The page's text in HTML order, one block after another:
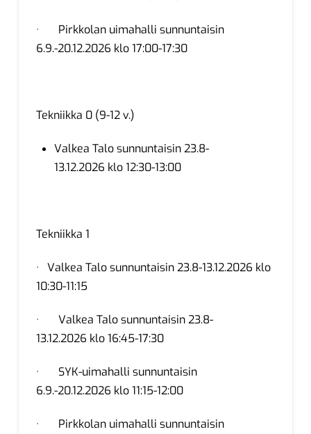
· Pirkkolan uimahalli sunnuntaisin
6.9.-20.12.2026 klo 17:00-17:30
Tekniikka 0 (9-12 v.)
Valkea Talo sunnuntaisin 23.8-
13.12.2026 klo 12:30-13:00
Tekniikka 1
· Valkea Talo sunnuntaisin 23.8-13.12.2026 klo
10:30-11:15
· Valkea Talo sunnuntaisin 23.8-
13.12.2026 klo 16:45-17:30
· SYK-uimahalli sunnuntaisin
6.9.-20.12.2026 klo 11:15-12:00
· Pirkkolan uimahalli sunnuntaisin